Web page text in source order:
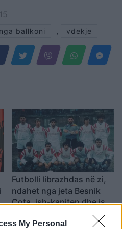
My Personal
ballkoni , vdekje
Futbolli librazhdas në zi,
ndahet nga jeta Besnik
Çota, ish-kapiten dhe ish-